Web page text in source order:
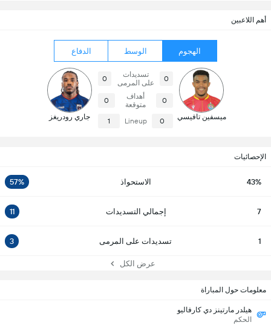
أهم اللاعبين
الهجوم الوسط الدفاع
ميسفين تافيسي
0
تسديدات
على المرمى
0
0
أهداف
متوقعة
0
0
Lineup
1 جاري رودريغز
الإحصائيات
43% الاستحواذ 57%
7 إجمالي التسديدات 11
1 تسديدات على المرمى 3
عرض الكل
معلومات حول المباراة
هيلدر مارتينز دي كارفاليو
الحكم